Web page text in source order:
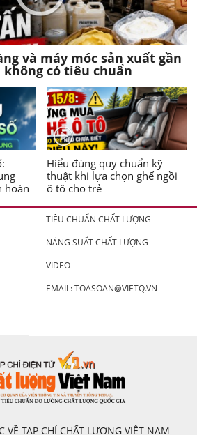
và máy móc sản xuất gần
có tiêu chuẩn
hoàn
Hiểu đúng quy chuẩn kỹ
thuật khi lựa chọn ghế ngồi
ô tô cho trẻ
TIÊU CHUẨN CHẤT LƯỢNG
NĂNG SUẤT CHẤT LƯỢNG
VIDEO
EMAIL:TOASOAN@VIETQ.VN
VỀ TẠP CHÍ CHẤT LƯỢNG VIỆT NAM